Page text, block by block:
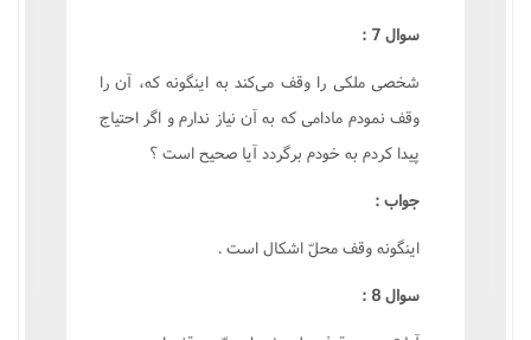
سوال 7 :
شخصى ملکى را وقف مى‌کند به اينگونه که، آن را
وقف نمودم مادامى که به آن نياز ندارم و اگر احتياج
پيدا کردم به خودم برگردد آيا صحيح است ؟
جواب :
اينگونه وقف محلّ اشکال است .
سوال 8 :